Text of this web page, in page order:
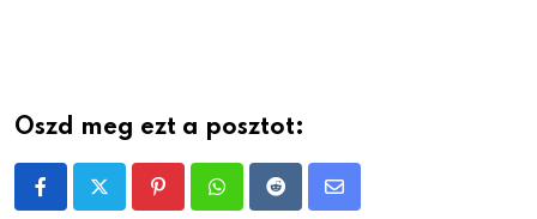
Oszd meg ezt a posztot:
PinterestWhatsappRedditShare